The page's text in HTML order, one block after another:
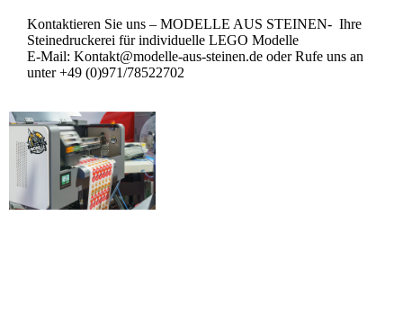
Kontaktieren Sie uns – MODELLE AUS STEINEN- Ihre
Steinedruckerei für individuelle LEGO Modelle
E-Mail: Kontakt@modelle-aus-steinen.de oder Rufe uns an
unter +49 (0)971/78522702